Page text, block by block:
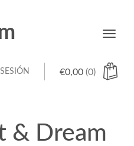
Toggle
€0,00 (0)
& Dream